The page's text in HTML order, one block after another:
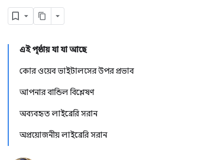
এই পৃষ্ঠায় যা যা আছে
কোর ওয়েব ভাইটালসের উপর প্রভাব
আপনার বান্ডিল বিশ্লেষণ
অব্যবহৃত লাইব্রেরি সরান
অপ্রয়োজনীয় লাইব্রেরি সরান